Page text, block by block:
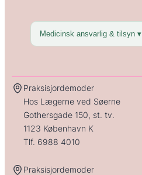
Medicinsk ansvarlig & tilsyn ▾
Praksisjordemoder
Hos Lægerne ved Søerne
Gothersgade 150, st. tv.
1123 København K
Tlf. 6988 4010
Praksisjordemoder